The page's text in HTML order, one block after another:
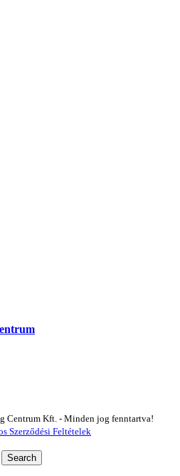
Centrum Kft. - Minden jog fenntartva!
Szerződési Feltételek
Search